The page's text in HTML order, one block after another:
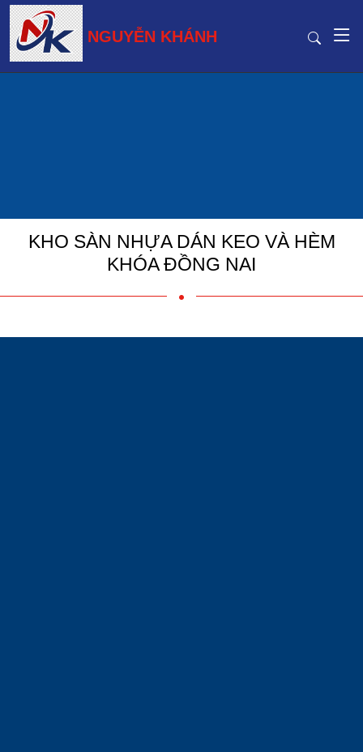
NGUYỄN KHÁNH
KHO SÀN NHỰA DÁN KEO VÀ HÈM
KHÓA ĐỒNG NAI